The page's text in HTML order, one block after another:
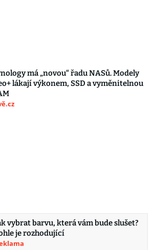
má „novou“ řadu NASů. Modely
lákají výkonem, SSD a vyměnitelnou
vybrat barvu, která vám bude slušet?
je rozhodující